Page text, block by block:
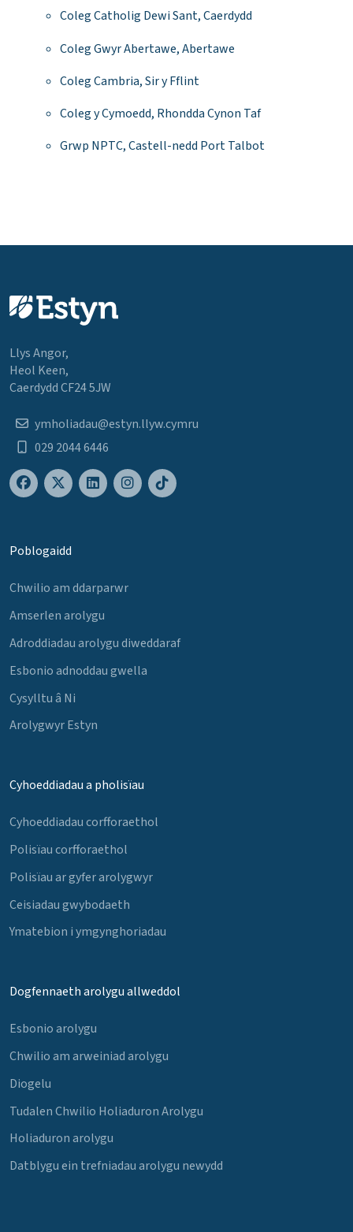
Coleg Catholig Dewi Sant, Caerdydd
Coleg Gwyr Abertawe, Abertawe
Coleg Cambria, Sir y Fflint
Coleg y Cymoedd, Rhondda Cynon Taf
Grwp NPTC, Castell-nedd Port Talbot
Llys Angor,
Heol Keen,
Caerdydd CF24 5JW
ymholiadau@estyn.llyw.cymru
029 2044 6446
Poblogaidd
Chwilio am ddarparwr
Amserlen arolygu
Adroddiadau arolygu diweddaraf
Esbonio adnoddau gwella
Cysylltu â Ni
Arolygwyr Estyn
Cyhoeddiadau a pholisïau
Cyhoeddiadau corfforaethol
Polisïau corfforaethol
Polisïau ar gyfer arolygwyr
Ceisiadau gwybodaeth
Ymatebion i ymgynghoriadau
Dogfennaeth arolygu allweddol
Esbonio arolygu
Chwilio am arweiniad arolygu
Diogelu
Tudalen Chwilio Holiaduron Arolygu
Holiaduron arolygu
Datblygu ein trefniadau arolygu newydd